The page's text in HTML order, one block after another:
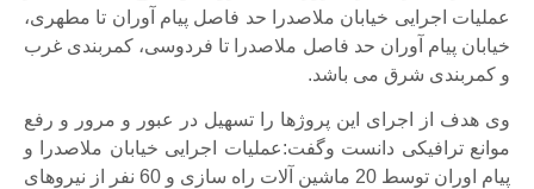
عملیات اجرایی خیابان ملاصدرا حد فاصل پیام آوران تا مطهری،
خیابان پیام آوران حد فاصل ملاصدرا تا فردوسی، کمربندی غرب
و کمربندی شرق می باشد.
وی هدف از اجرای این پروژها را تسهیل در عبور و مرور و رفع
موانع ترافیکی دانست وگفت:عملیات اجرایی خیابان ملاصدرا و
پیام اوران توسط 20 ماشین آلات راه سازی و 60 نفر از نیروهای